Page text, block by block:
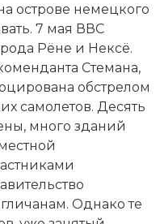
острове немецкого
7 мая ВВС
Рёне и Нексё.
Стемана,
обстрелом
самолетов. Десять
много зданий
Однако те